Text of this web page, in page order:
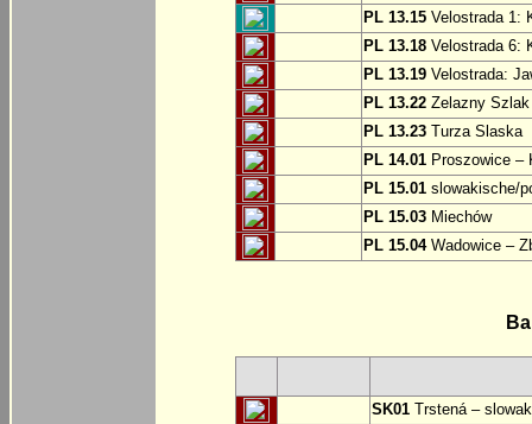
PL 13.15 Velostrada 1:
PL 13.18 Velostrada 6:
PL 13.19 Velostrada:
PL 13.22 Zelazny Szlak
PL 13.23 Turza Slaska
PL 14.01 Proszowice –
PL 15.01 slowakische/
PL 15.03 Miechów
PL 15.04Wadowice –
SK01 Trstená –